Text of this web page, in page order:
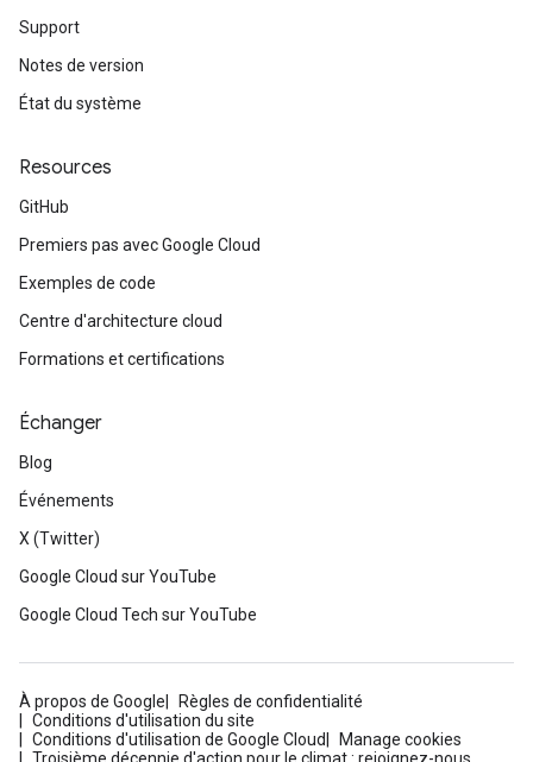
Support
Notes de version
État du système
Resources
GitHub
Premiers pas avec Google Cloud
Exemples de code
Centre d'architecture cloud
Formations et certifications
Échanger
Blog
Événements
X (Twitter)
Google Cloud sur YouTube
Google Cloud Tech sur YouTube
À propos de Google
Règles de confidentialité
Conditions d'utilisation du site
Conditions d'utilisation de Google Cloud
Manage cookies